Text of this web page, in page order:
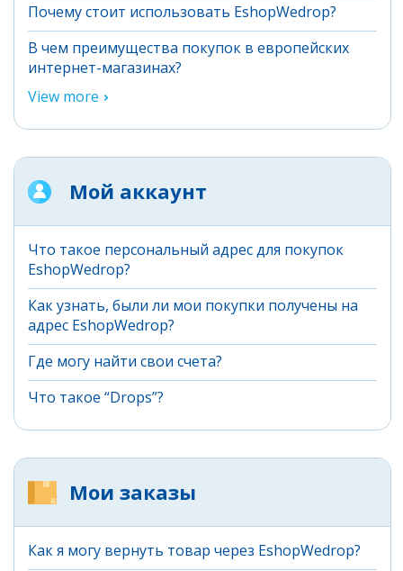
Почему стоит использовать EshopWedrop?
В чем преимущества покупок в европейских
интернет-магазинах?
View more
Мой аккаунт
Что такое персональный адрес для покупок
EshopWedrop?
Как узнать, были ли мои покупки получены на
адрес EshopWedrop?
Где могу найти свои счета?
Что такое “Drops”?
Мои заказы
Как я могу вернуть товар через EshopWedrop?